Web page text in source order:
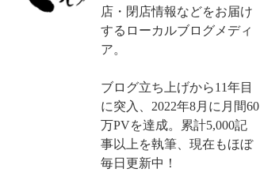
店・閉店情報などをお届け
するローカルブログメディ
ア。
ブログ立ち上げから11年目
に突入、2022年8月に月間60
万PVを達成。累計5,000記
事以上を執筆、現在もほぼ
毎日更新中！